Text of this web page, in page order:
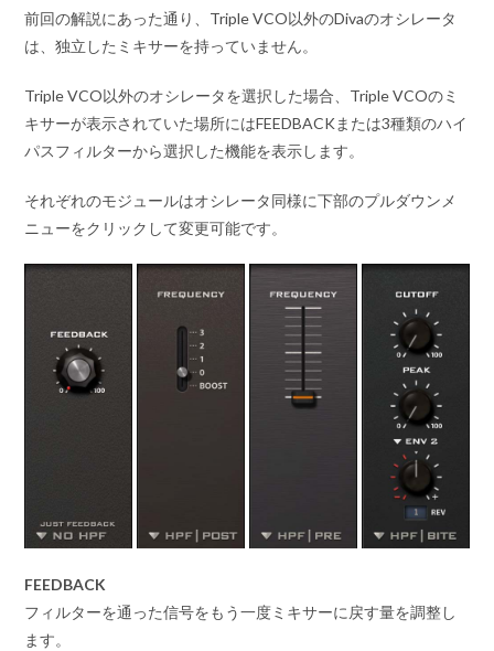
前回の解説にあった通り、Triple VCO以外のDivaのオシレータ
は、独立したミキサーを持っていません。
Triple VCO以外のオシレータを選択した場合、Triple VCOのミ
キサーが表示されていた場所にはFEEDBACKまたは3種類のハイ
パスフィルターから選択した機能を表示します。
それぞれのモジュールはオシレータ同様に下部のプルダウンメ
ニューをクリックして変更可能です。
FEEDBACK
フィルターを通った信号をもう一度ミキサーに戻す量を調整し
ます。